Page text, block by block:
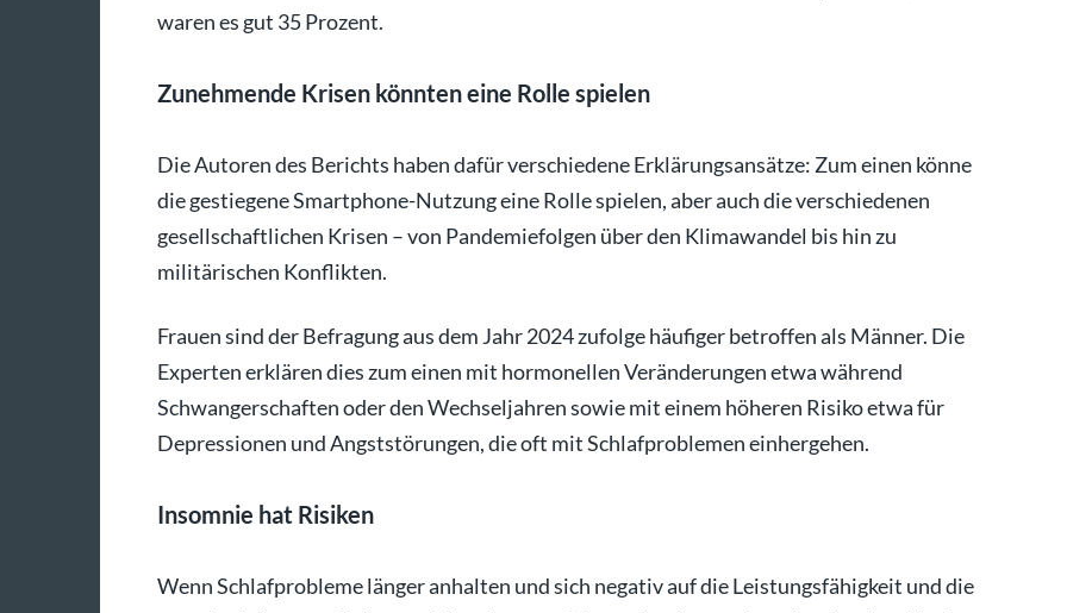
waren es gut 35 Prozent.
Zunehmende Krisen könnten eine Rolle spielen
Die Autoren des Berichts haben dafür verschiedene Erklärungsansätze: Zum einen könne
die gestiegene Smartphone-Nutzung eine Rolle spielen, aber auch die verschiedenen
gesellschaftlichen Krisen – von Pandemiefolgen über den Klimawandel bis hin zu
militärischen Konflikten.
Frauen sind der Befragung aus dem Jahr 2024 zufolge häufiger betroffen als Männer. Die
Experten erklären dies zum einen mit hormonellen Veränderungen etwa während
Schwangerschaften oder den Wechseljahren sowie mit einem höheren Risiko etwa für
Depressionen und Angststörungen, die oft mit Schlafproblemen einhergehen.
Insomnie hat Risiken
Wenn Schlafprobleme länger anhalten und sich negativ auf die Leistungsfähigkeit und die